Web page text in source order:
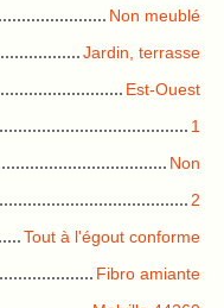
Non meublé
Jardin, terrasse
Est-Ouest
1
Non
2
Tout à l'égout conforme
Fibro amiante